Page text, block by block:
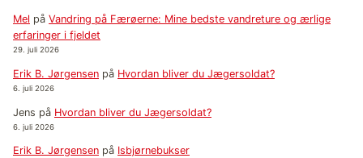
Mel på Vandring på Færøerne: Mine bedste vandreture og ærlige
erfaringer i fjeldet
29. juli 2026
Erik B. Jørgensen på Hvordan bliver du Jægersoldat?
6. juli 2026
Jens på Hvordan bliver du Jægersoldat?
6. juli 2026
Erik B. Jørgensen på Isbjørnebukser